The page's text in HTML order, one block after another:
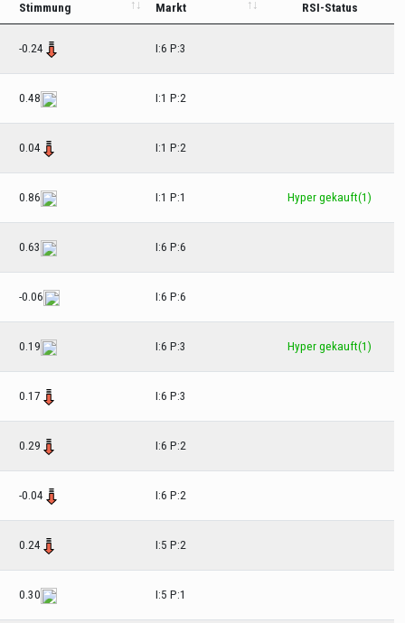
Stimmung
Markt
RSI-Status
-0.24 I:6 P:3
0.48 I:1 P:2
0.04 I:1 P:2
0.86 I:1 P:1 Hyper gekauft(1)
0.63 I:6 P:6
-0.06 I:6 P:6
0.19 I:6 P:3 Hyper gekauft(1)
0.17 I:6 P:3
0.29 I:6 P:2
-0.04 I:6 P:2
0.24 I:5 P:2
0.30 I:5 P:1